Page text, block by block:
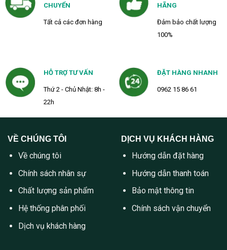
CHUYỂN
Tất cả các đơn hàng
HÃNG
Đảm bảo chất lượng
100%
HỖ TRỢ TƯ VẤN
Thứ 2 - Chủ Nhật: 8h -
22h
ĐẶT HÀNG NHANH
0962 15 86 61
VỀ CHÚNG TÔI
Về chúng tôi
Chính sách nhân sự
Chất lượng sản phẩm
Hệ thống phân phối
Dịch vụ khách hàng
DỊCH VỤ KHÁCH HÀNG
Hướng dẫn đặt hàng
Hướng dẫn thanh toán
Bảo mật thông tin
Chính sách vận chuyển